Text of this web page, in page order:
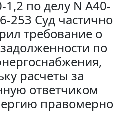
по делу N А40-
253 Суд частично
требование о
по
расчеты за
ответчиком
правомерно